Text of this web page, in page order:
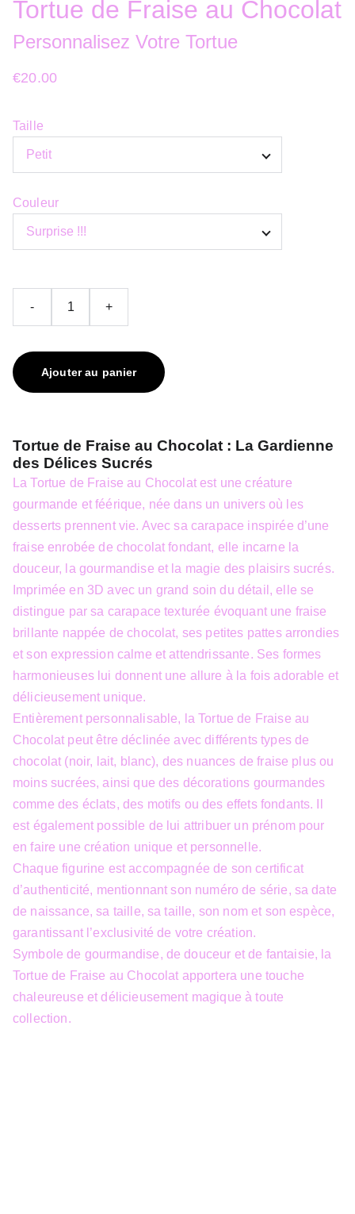
Tortue de Fraise au Chocolat
Personnalisez Votre Tortue
€20.00
Taille
Couleur
- +
Ajouter au panier
Tortue de Fraise au Chocolat : La Gardienne
des Délices Sucrés
La Tortue de Fraise au Chocolat est une créature
gourmande et féérique, née dans un univers où les
desserts prennent vie. Avec sa carapace inspirée d’une
fraise enrobée de chocolat fondant, elle incarne la
douceur, la gourmandise et la magie des plaisirs sucrés.
Imprimée en 3D avec un grand soin du détail, elle se
distingue par sa carapace texturée évoquant une fraise
brillante nappée de chocolat, ses petites pattes arrondies
et son expression calme et attendrissante. Ses formes
harmonieuses lui donnent une allure à la fois adorable et
délicieusement unique.
Entièrement personnalisable, la Tortue de Fraise au
Chocolat peut être déclinée avec différents types de
chocolat (noir, lait, blanc), des nuances de fraise plus ou
moins sucrées, ainsi que des décorations gourmandes
comme des éclats, des motifs ou des effets fondants. Il
est également possible de lui attribuer un prénom pour
en faire une création unique et personnelle.
Chaque figurine est accompagnée de son certificat
d’authenticité, mentionnant son numéro de série, sa date
de naissance, sa taille, sa taille, son nom et son espèce,
garantissant l’exclusivité de votre création.
Symbole de gourmandise, de douceur et de fantaisie, la
Tortue de Fraise au Chocolat apportera une touche
chaleureuse et délicieusement magique à toute
collection.